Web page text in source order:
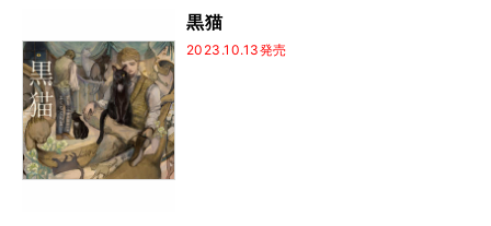
黒猫
2023.10.13発売